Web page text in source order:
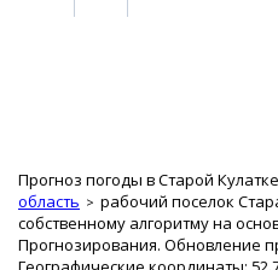
Прогноз погоды в Старой
область
рабочий поселок
собственному алгоритму на
Прогнозирования. Обновление